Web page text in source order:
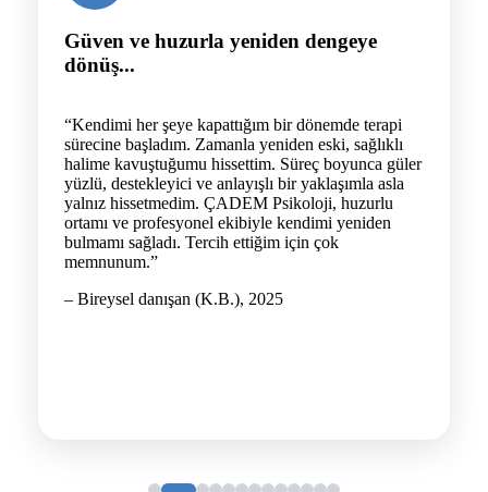
Güven ve huzurla yeniden dengeye
dönüş...
“Kendimi her şeye kapattığım bir dönemde terapi
sürecine başladım. Zamanla yeniden eski, sağlıklı
halime kavuştuğumu hissettim. Süreç boyunca güler
yüzlü, destekleyici ve anlayışlı bir yaklaşımla asla
yalnız hissetmedim. ÇADEM Psikoloji, huzurlu
ortamı ve profesyonel ekibiyle kendimi yeniden
bulmamı sağladı. Tercih ettiğim için çok
memnunum.”
– Bireysel danışan (K.B.), 2025